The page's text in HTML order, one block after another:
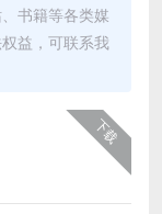
书籍等各类媒
益，可联系我
下载